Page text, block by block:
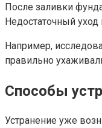
После заливки
Недостаточный
Например,
правильно
Способы
Устранение уже